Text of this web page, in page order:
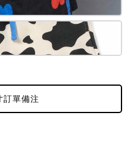
訂單備注